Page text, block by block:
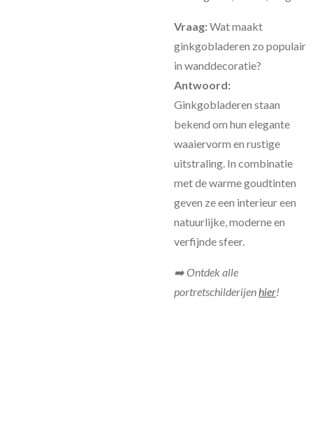
Vraag:Wat maakt
ginkgobladeren zo populair
in wanddecoratie?
Antwoord:
Ginkgobladeren staan
bekend om hun elegante
waaiervorm en rustige
uitstraling. In combinatie
met de warme goudtinten
geven ze een interieur een
natuurlijke, moderne en
verfijnde sfeer.
➡️ Ontdek alle
portretschilderijenhier!